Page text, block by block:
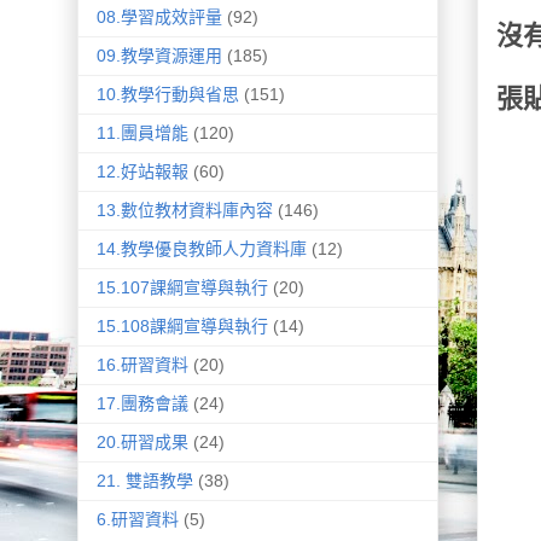
沒
張
08.學習成效評量 (92)
09.教學資源運用 (185)
10.教學行動與省思 (151)
11.團員增能 (120)
12.好站報報 (60)
13.數位教材資料庫內容 (146)
14.教學優良教師人力資料庫 (12)
15.107課綱宣導與執行 (20)
15.108課綱宣導與執行 (14)
16.研習資料 (20)
17.團務會議 (24)
20.研習成果 (24)
21. 雙語教學 (38)
6.研習資料 (5)